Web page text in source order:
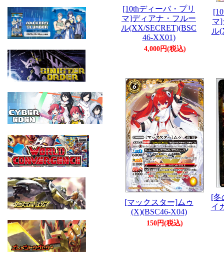
[10thディーバ・プリ
マ]ディアナ・フルー
ル(XX/SECRET)(BSC
46-XX01)
4,000円(税込)
マ
ル
[マックスター]ムゥ
(X)(BSC46-X04)
150円(税込)
[冬
イ